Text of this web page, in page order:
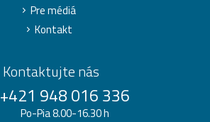
Pre médiá
Kontakt
Kontaktujte nás
+421 948 016 336
Po-Pia 8.00-16.30 h